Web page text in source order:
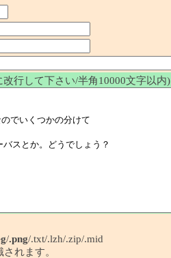
改行して下さい/半角10000文字以内)
/.png/.txt/.lzh/.zip/.mid
れます。